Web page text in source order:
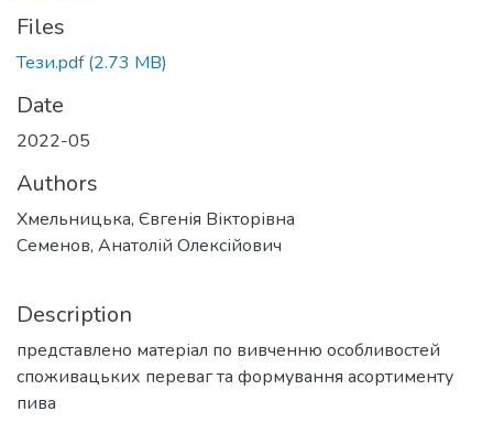
Files
Тези.pdf(2.73 MB)
Date
2022-05
Authors
Хмельницька, Євгенія Вікторівна
Семенов, Анатолій Олексійович
Description
представлено матеріал по вивченню особливостей
споживацьких переваг та формування асортименту
пива